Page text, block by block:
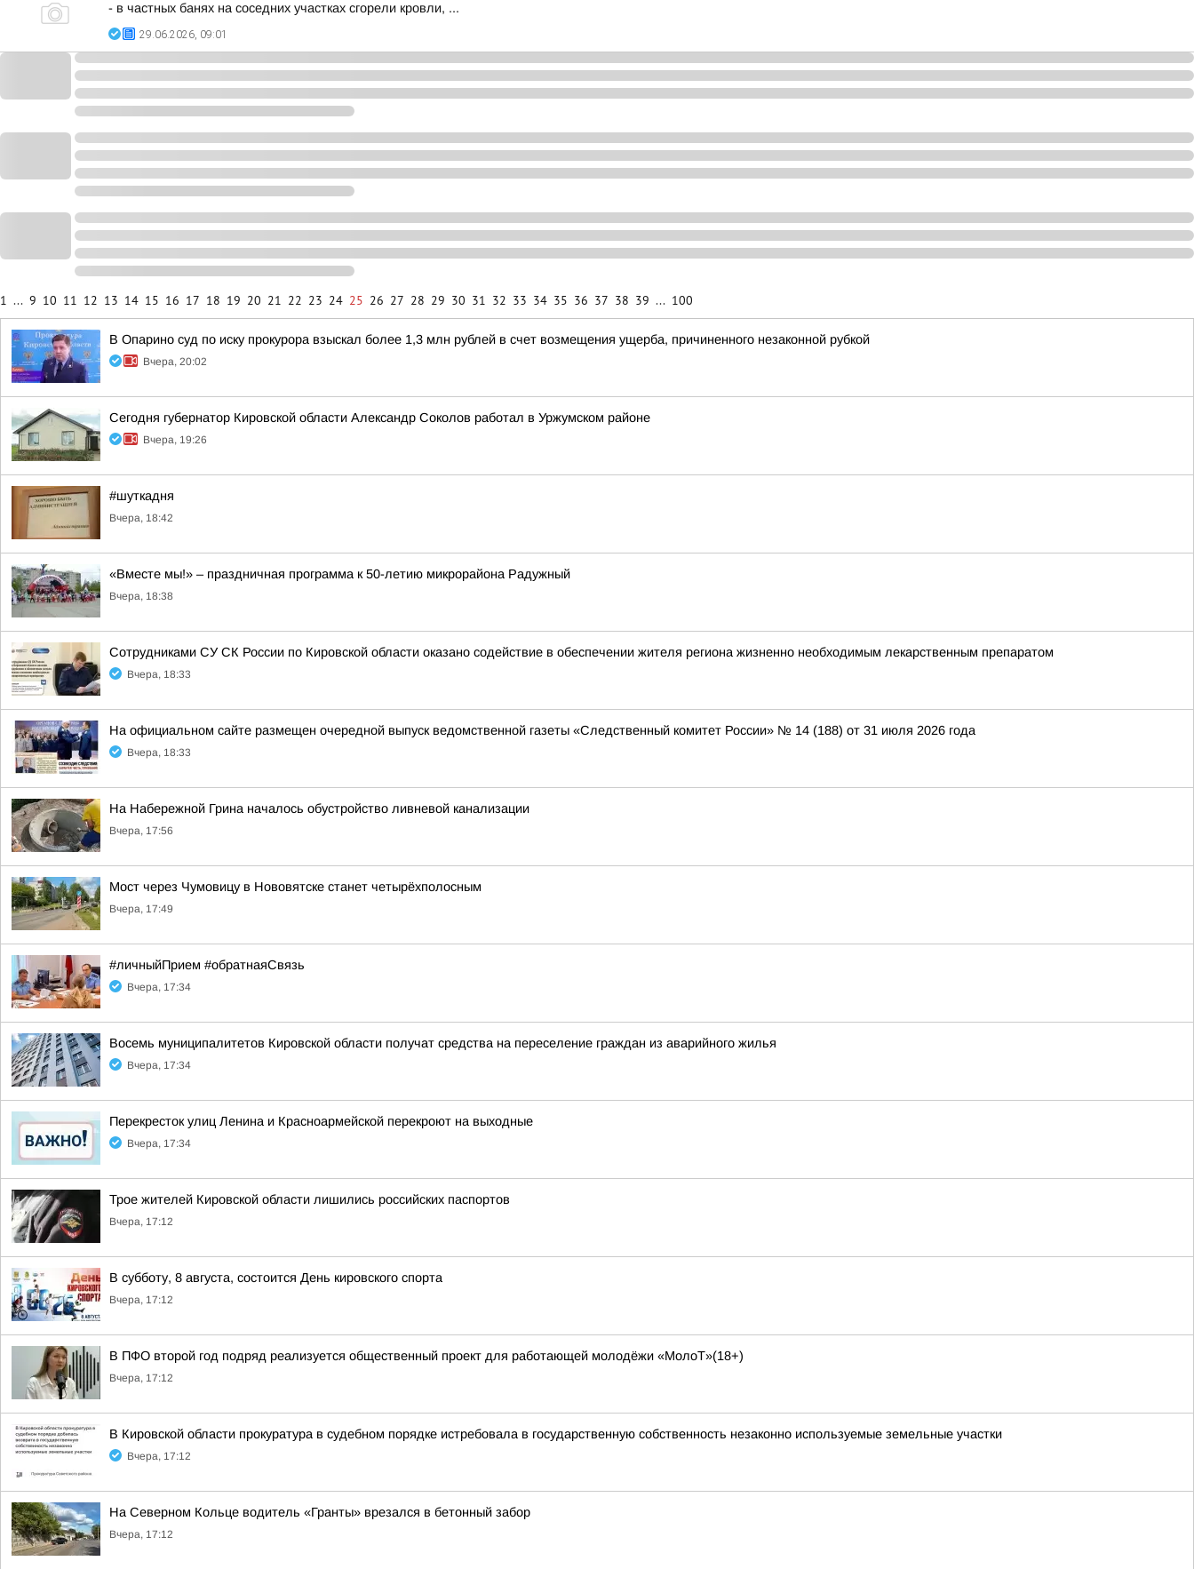
- в частных банях на соседних участках сгорели кровли, ...
29.06.2026, 09:01
1 ... 9 10 11 12 13 14 15 16 17 18 19 20 21 22 23 24 25 26 27 28 29 30 31 32 33 34 35 36 37 38 39 ... 100
В Опарино суд по иску прокурора взыскал более 1,3 млн рублей в счет возмещения ущерба, причиненного незаконной рубкой
Вчера, 20:02
Сегодня губернатор Кировской области Александр Соколов работал в Уржумском районе
Вчера, 19:26
#шуткадня
Вчера, 18:42
«Вместе мы!» – праздничная программа к 50-летию микрорайона Радужный
Вчера, 18:38
Сотрудниками СУ СК России по Кировской области оказано содействие в обеспечении жителя региона жизненно необходимым лекарственным препаратом
Вчера, 18:33
На официальном сайте размещен очередной выпуск ведомственной газеты «Следственный комитет России» № 14 (188) от 31 июля 2026 года
Вчера, 18:33
На Набережной Грина началось обустройство ливневой канализации
Вчера, 17:56
Мост через Чумовицу в Нововятске станет четырёхполосным
Вчера, 17:49
#личныйПрием #обратнаяСвязь
Вчера, 17:34
Восемь муниципалитетов Кировской области получат средства на переселение граждан из аварийного жилья
Вчера, 17:34
Перекресток улиц Ленина и Красноармейской перекроют на выходные
Вчера, 17:34
Трое жителей Кировской области лишились российских паспортов
Вчера, 17:12
В субботу, 8 августа, состоится День кировского спорта
Вчера, 17:12
В ПФО второй год подряд реализуется общественный проект для работающей молодёжи «МолоТ»(18+)
Вчера, 17:12
В Кировской области прокуратура в судебном порядке истребовала в государственную собственность незаконно используемые земельные участки
Вчера, 17:12
На Северном Кольце водитель «Гранты» врезался в бетонный забор
Вчера, 17:12